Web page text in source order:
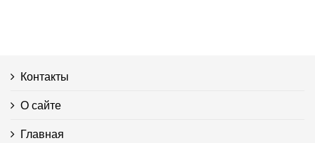
Контакты
О сайте
Главная